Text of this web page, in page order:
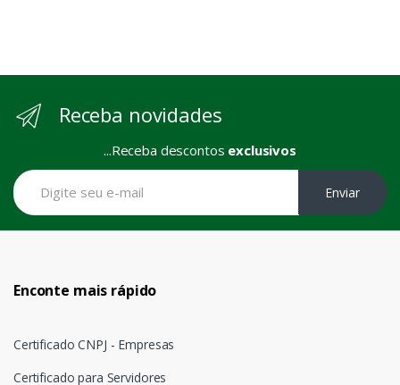
Receba novidades
...Receba descontos exclusivos
Enviar
Enconte mais rápido
Certificado CNPJ - Empresas
Certificado para Servidores